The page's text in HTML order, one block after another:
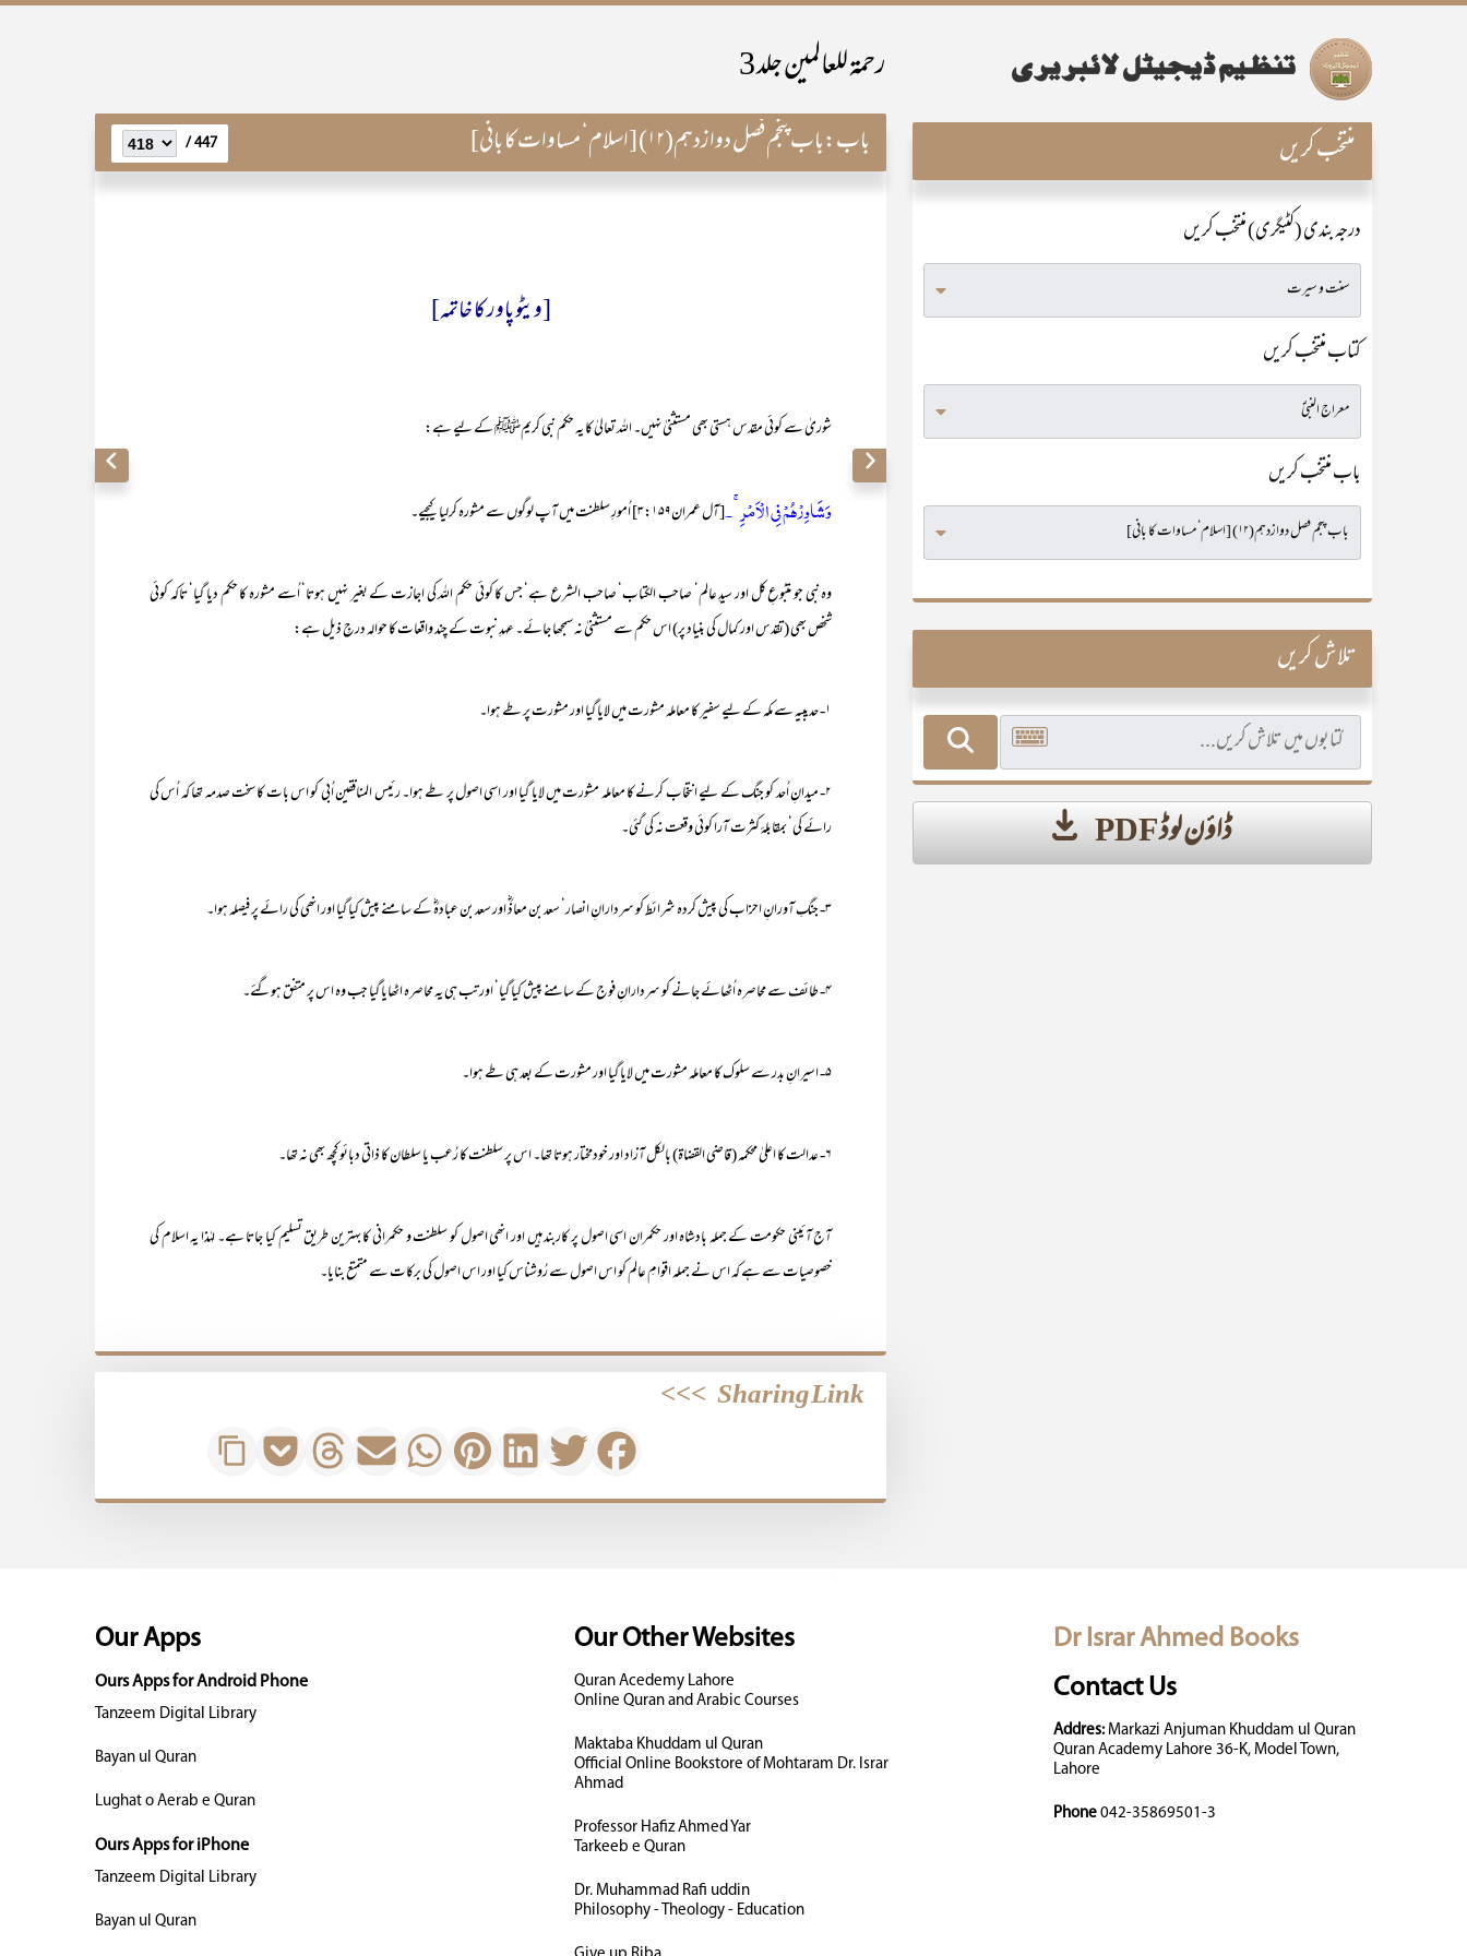
رحمۃ للعالمین جلد 3
باب:باب پنجم فصل دوازدہم(۱۲) [اسلام‘ مساوات کا بانی] 447 /
[ویٹو پاور کا خاتمہ]
شوریٰ سے کوئی مقدس ہستی بھی مستثنیٰ نہیں۔ اللہ تعالیٰ کا یہ حکم نبی کریمﷺ کے لیے ہے:
وَشَاوِرْھُمْ فِي الْاَمْرِ ۚ ۔[آل عمران۳:۱۵۹] اُمورِ سلطنت میں آپ لوگوں سے مشورہ کرلیا کیجیے۔
وہ نبی جو متبُوعِ کل اور سیدِ عالم‘ صاحب الکتاب‘ صاحب الشرع ہے‘ جس کا کوئی حکم اللہ کی اجازت کے بغیر نہیں ہوتا‘ اُسے مشورہ کا حکم دیا گیا‘ تاکہ کوئی
شخص بھی (تقدس اور کمال کی بنیاد پر) اس حکم سے مستثنیٰ نہ سمجھا جائے۔ عہدِنبوت کے چند واقعات کا حوالہ درجِ ذیل ہے:
۱- حدیبیہ سے مکہ کے لیے سفیر کا معاملہ مشورت میں لایا گیا اور مشورت پر طے ہوا۔
۲- میدانِ اُحد کو جنگ کے لیے انتخاب کرنے کا معاملہ مشورت میں لایا گیا اور اسی اصول پر طے ہوا۔ رئیس المنافقین اُبی کو اس بات کا سخت صدمہ تھا کہ اُس کی
رائے کی‘ بمقابلۂ کثرت آرا کوئی وقعت نہ کی گئی۔
۳- جنگِ آورانِ احزاب کی پیش کردہ شرائط کو سردارانِ انصار‘ سعد بن معاذؓ اور سعد بن عبادہؓ کے سامنے پیش کیا گیا اور انھی کی رائے پر فیصلہ ہوا۔
۴- طائف سے محاصرہ اُٹھائے جانے کو سردارانِ فوج کے سامنے پیش کیا گیا‘ اور تب ہی یہ محاصرہ اٹھایا گیا جب وہ اس پر متفق ہوگئے۔
۵- اسیرانِ بدر سے سلوک کا معاملہ مشورت میں لایا گیا اور مشورت کے بعد ہی طے ہوا۔
۶- عدالت کا اعلیٰ محکمہ (قاضی القضاۃ) بالکل آزاد اور خودمختار ہوتا تھا۔ اس پر سلطنت کا رُعب یا سلطان کا ذاتی دبائو کچھ بھی نہ تھا۔
آج آئینی حکومت کے جملہ بادشاہ اور حکمران اسی اصول پر کاربند ہیں اور انھی اصول کو سلطنت و حکمرانی کا بہترین طریق تسلیم کیا جاتا ہے۔ لہٰذا یہ اسلام کی
خصوصیات سے ہے کہ اس نے جملہ اقوامِ عالم کو اس اصول سے رُوشناس کیا اور اس اصول کی برکات سے متمتع بنایا۔
Sharing Link
>>>
منتخب کریں
درجہ بندی (کٹیگری) منتخب کریں
کتاب منتخب کریں
باب منتخب کریں
تلاش کریں
ڈاؤن لوڈ PDF
Dr Israr Ahmed Books
Contact Us
Addres:Markazi Anjuman Khuddam ul Quran
Quran Academy Lahore 36-K, Model Town,
Lahore
Phone 042-35869501-3
Our Other Websites
Quran Acedemy Lahore
Online Quran and Arabic Courses
Maktaba Khuddam ul Quran
Official Online Bookstore of Mohtaram Dr. Israr
Ahmad
Professor Hafiz Ahmed Yar
Tarkeeb e Quran
Dr. Muhammad Rafi uddin
Philosophy - Theology - Education
Our Apps
Ours Apps for Android Phone
Tanzeem Digital Library
Bayan ul Quran
Lughat o Aerab e Quran
Ours Apps for iPhone
Tanzeem Digital Library
Bayan ul Quran